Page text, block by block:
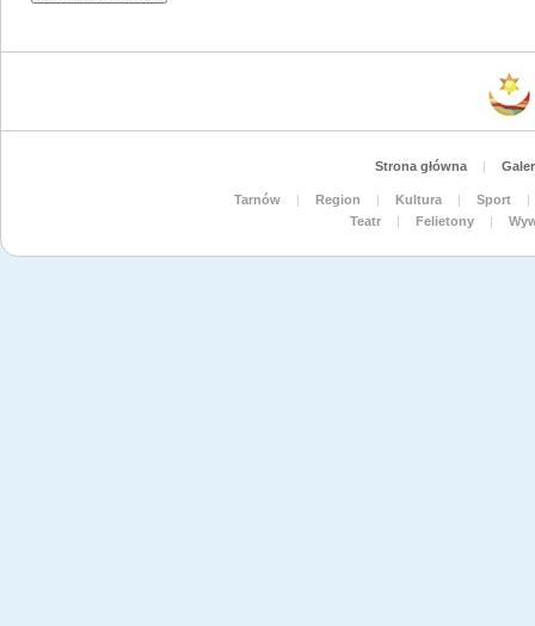
Strona główna |
Tarnów | Region | Kultura | Sport
|
Teatr
| Felietony |